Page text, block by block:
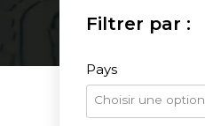
Pays
Choisir une option